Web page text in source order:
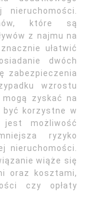
które są
z najmu na
ułatwić
dwóch
zabezpieczenia
wzrostu
zyskać na
korzystne w
jest możliwość
ryzyko
nieruchomości.
wiąże się
oraz kosztami,
czy opłaty